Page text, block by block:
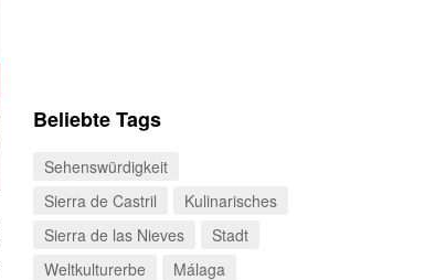
Beliebte Tags
Sehenswürdigkeit
Sierra de Castril
Kulinarisches
Sierra de las Nieves
Stadt
Weltkulturerbe
Málaga